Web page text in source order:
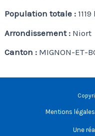
Population totale :
Arrondissement : Niort
Canton : MIGNON-ET-
Mentions
Une